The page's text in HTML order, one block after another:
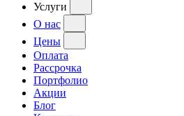
Услуги
О нас
Цены
Оплата
Рассрочка
Портфолио
Акции
Блог